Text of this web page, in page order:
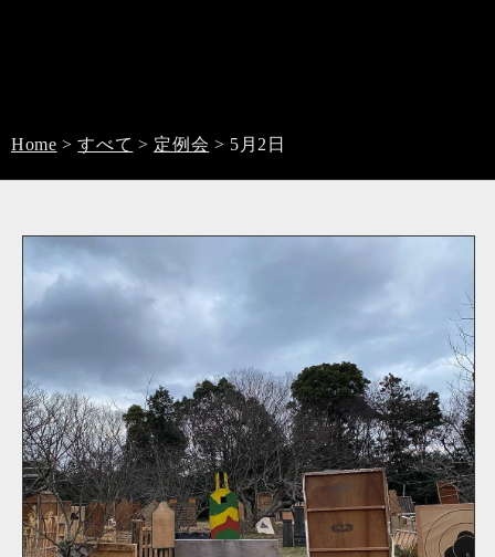
Home >すべて > 定例会 > 5月2日